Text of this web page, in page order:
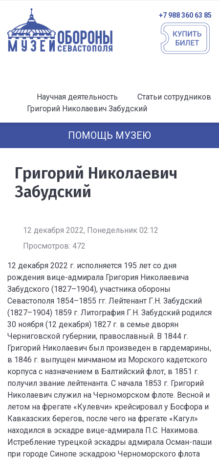
+7 988 360 63 85
Научная деятельность
Статьи сотрудников
Григорий Николаевич Забудский
ПОМОЩЬ МУЗЕЮ
Григорий Николаевич
Забудский
12 декабря 2022, Понедельник 02:12
Просмотров: 472
12 декабря 2022 г. исполняется 195 лет со дня
рождения вице-адмирала Григория Николаевича
Забудского (1827–1904), участника обороны
Севастополя 1854–1855 гг. Лейтенант Г.Н. Забудский
(1827–1904) 1859 г. Литография Г.Н. Забудский родился
30 ноября (12 декабря) 1827 г. в семье дворян
Черниговской губернии, православный. В 1844 г.
Григорий Николаевич был произведен в гардемарины,
в 1846 г. выпущен мичманом из Морского кадетского
корпуса с назначением в Балтийский флот, в 1851 г.
получил звание лейтенанта. С начала 1853 г. Григорий
Николаевич служил на Черноморском флоте. Весной и
летом на фрегате «Кулевчи» крейсировал у Босфора и
Кавказских берегов, после чего на фрегате «Кагул»
находился в эскадре вице-адмирала П.С. Нахимова.
Истребление турецкой эскадры адмирала Осман-паши
при городе Синопе эскадрою Черноморского флота